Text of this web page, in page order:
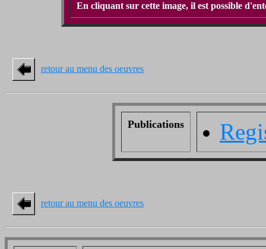
En cliquant sur cette image, il est possible
retour au menu des oeuvres
Publications
retour au menu des oeuvres